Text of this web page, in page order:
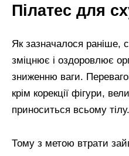
Пілатес для
Як зазначалося раніше,
зміцнює і оздоровлює
зниженню ваги.
крім корекції фігури,
приноситься всьому тілу.
Тому з метою втрати